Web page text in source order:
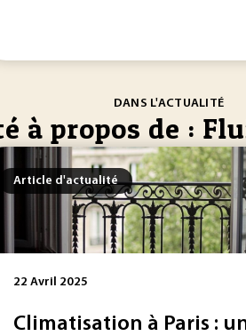
DANS L'ACTUALITÉ
à propos de :
Article d'actualité
22 Avril 2025
Climatisation à Paris :